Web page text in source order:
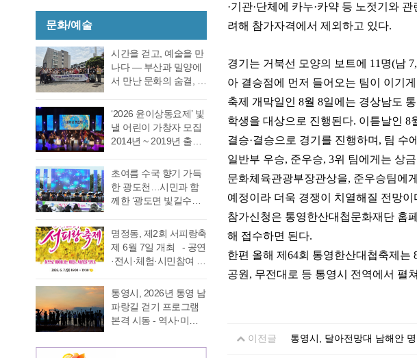
남 선관위에서 하기로
27일 오후 2시 경남도
선관위 청사 6층 회의실
에서 전량 수작…
원 7표로 통영시의회
회의규칙에 따른 재적
의원 과반수 득표자가
나오지 않았고 2차 투표
에서도 1차투료와 같이
정…
소회를 밝혔다. 전병일
위원은 “지난 지방선거
에서 대한민국 보수의
텃밭이라고 평가받던
시의회 개원 이후 처음
으로 진보진영인 민주
당이 과반 의석을 차지
었다. 이에 먼저 평생 보
수를 자처하던 저의 부
족함을 질책하…
대상, 음주운항 근절 총
여름철 해양관광객 증
가와 금어기 해제에 따
른 출어선 증가로 음주
운항 사고 발생이 우려
부터 8월 28일(금)까지
71일간 음주운항 특별
단속을 실시한다고 밝
혔다. 최근 3년간
음주운항 단속 현황을
분석한 결과, 본격적인
조업이 시작되는 봄철
운항이 지속적으로 발
생했으며, 특히 여름철
적발 …
문화/예술
시간을 걷고, 예술을 만
나다 ― 부산과 밀양에
서 만난 문화의 숨결, 그
은 길을 따라 움직이지
만, 마음은 시간을 따라
걷는다. 어떤 여행은 낯
선 풍경을 만나기 위해
래도록 마음속에 품어
온 질문의 답을 찾기 위
해 길을 나선다. 이번 여
다. 역사와 예술을 만나
고, 그 속에서 통영의 내
일을 그려 보기 위한 작
다. 2026년 7월 17일,
아침 여덟 시. 무전동
열방교회 앞에는 두 대
의 버스가 숨고르기를
‘2026 윤이상동요제’ 빛
낼 어린이 가창자 모집
2014년 ~ 2019년 출생
가능 통영국제음악재
단(이사장 강석주)이 오
는 9월 19일 개최하는
를 모집한다. ‘윤이상
동요제’는 통영국제음
악재단이 세계적인 작
악적 유산을 계승하고
자 시작한 사업으로, 어
린이들에게 음악 교육
동요를 보급하기 위해
초여름 수국 향기 가득
한 광도천…시민과 함
께한 ‘광도면 빛길수국
정취가 절정에 이른 6월
20일 통영시 광도면(면
장 노승욱) 광도천 일원
에서는 형형색색의 수
많은 시민과 관광객이
찾은 「광도면 빛길수
국축제」가 성황리에
라 만개한 수국길은 동
명정동, 제2회 서피랑축
제 6월 7일 개최 - 공연
·전시·체험·시민참여 프
사 마련 명정동주민자
치위원회(위원장 이진
숙)가 주최·주관하는
통영시, 2026년 통영 남
파랑길 걷기 프로그램
본격 시동 - 역사·미식·
영 고유의 차별화된 테
·기관·단체에 카누·카약 등 노젓기와
려해 참가자격에서 제외하고 있다.
경기는 거북선 모양의 보트에 11 명(남 7,
아 결승점에 먼저 들어오는 팀이 이기게
축제 개막일인 8월 8일에는 경상남도
학생을 대상으로 진행된다. 이튿날인 8
결승·결승으로 경기를 진행하며 , 팀 수
일반부 우승, 준우승, 3위 팀에게는 상
문화체육관광부장관상을, 준우승팀에
예정이라 더욱 경쟁이 치열해질 전망이
참가신청은 통영한산대첩문화재단 홈
해 접수하면 된다.
한편 올해 제 64회 통영한산대첩축제는
공원 , 무전대로 등 통영시 전역에서 펼
이전글 통영시, 달아전망대 남해안